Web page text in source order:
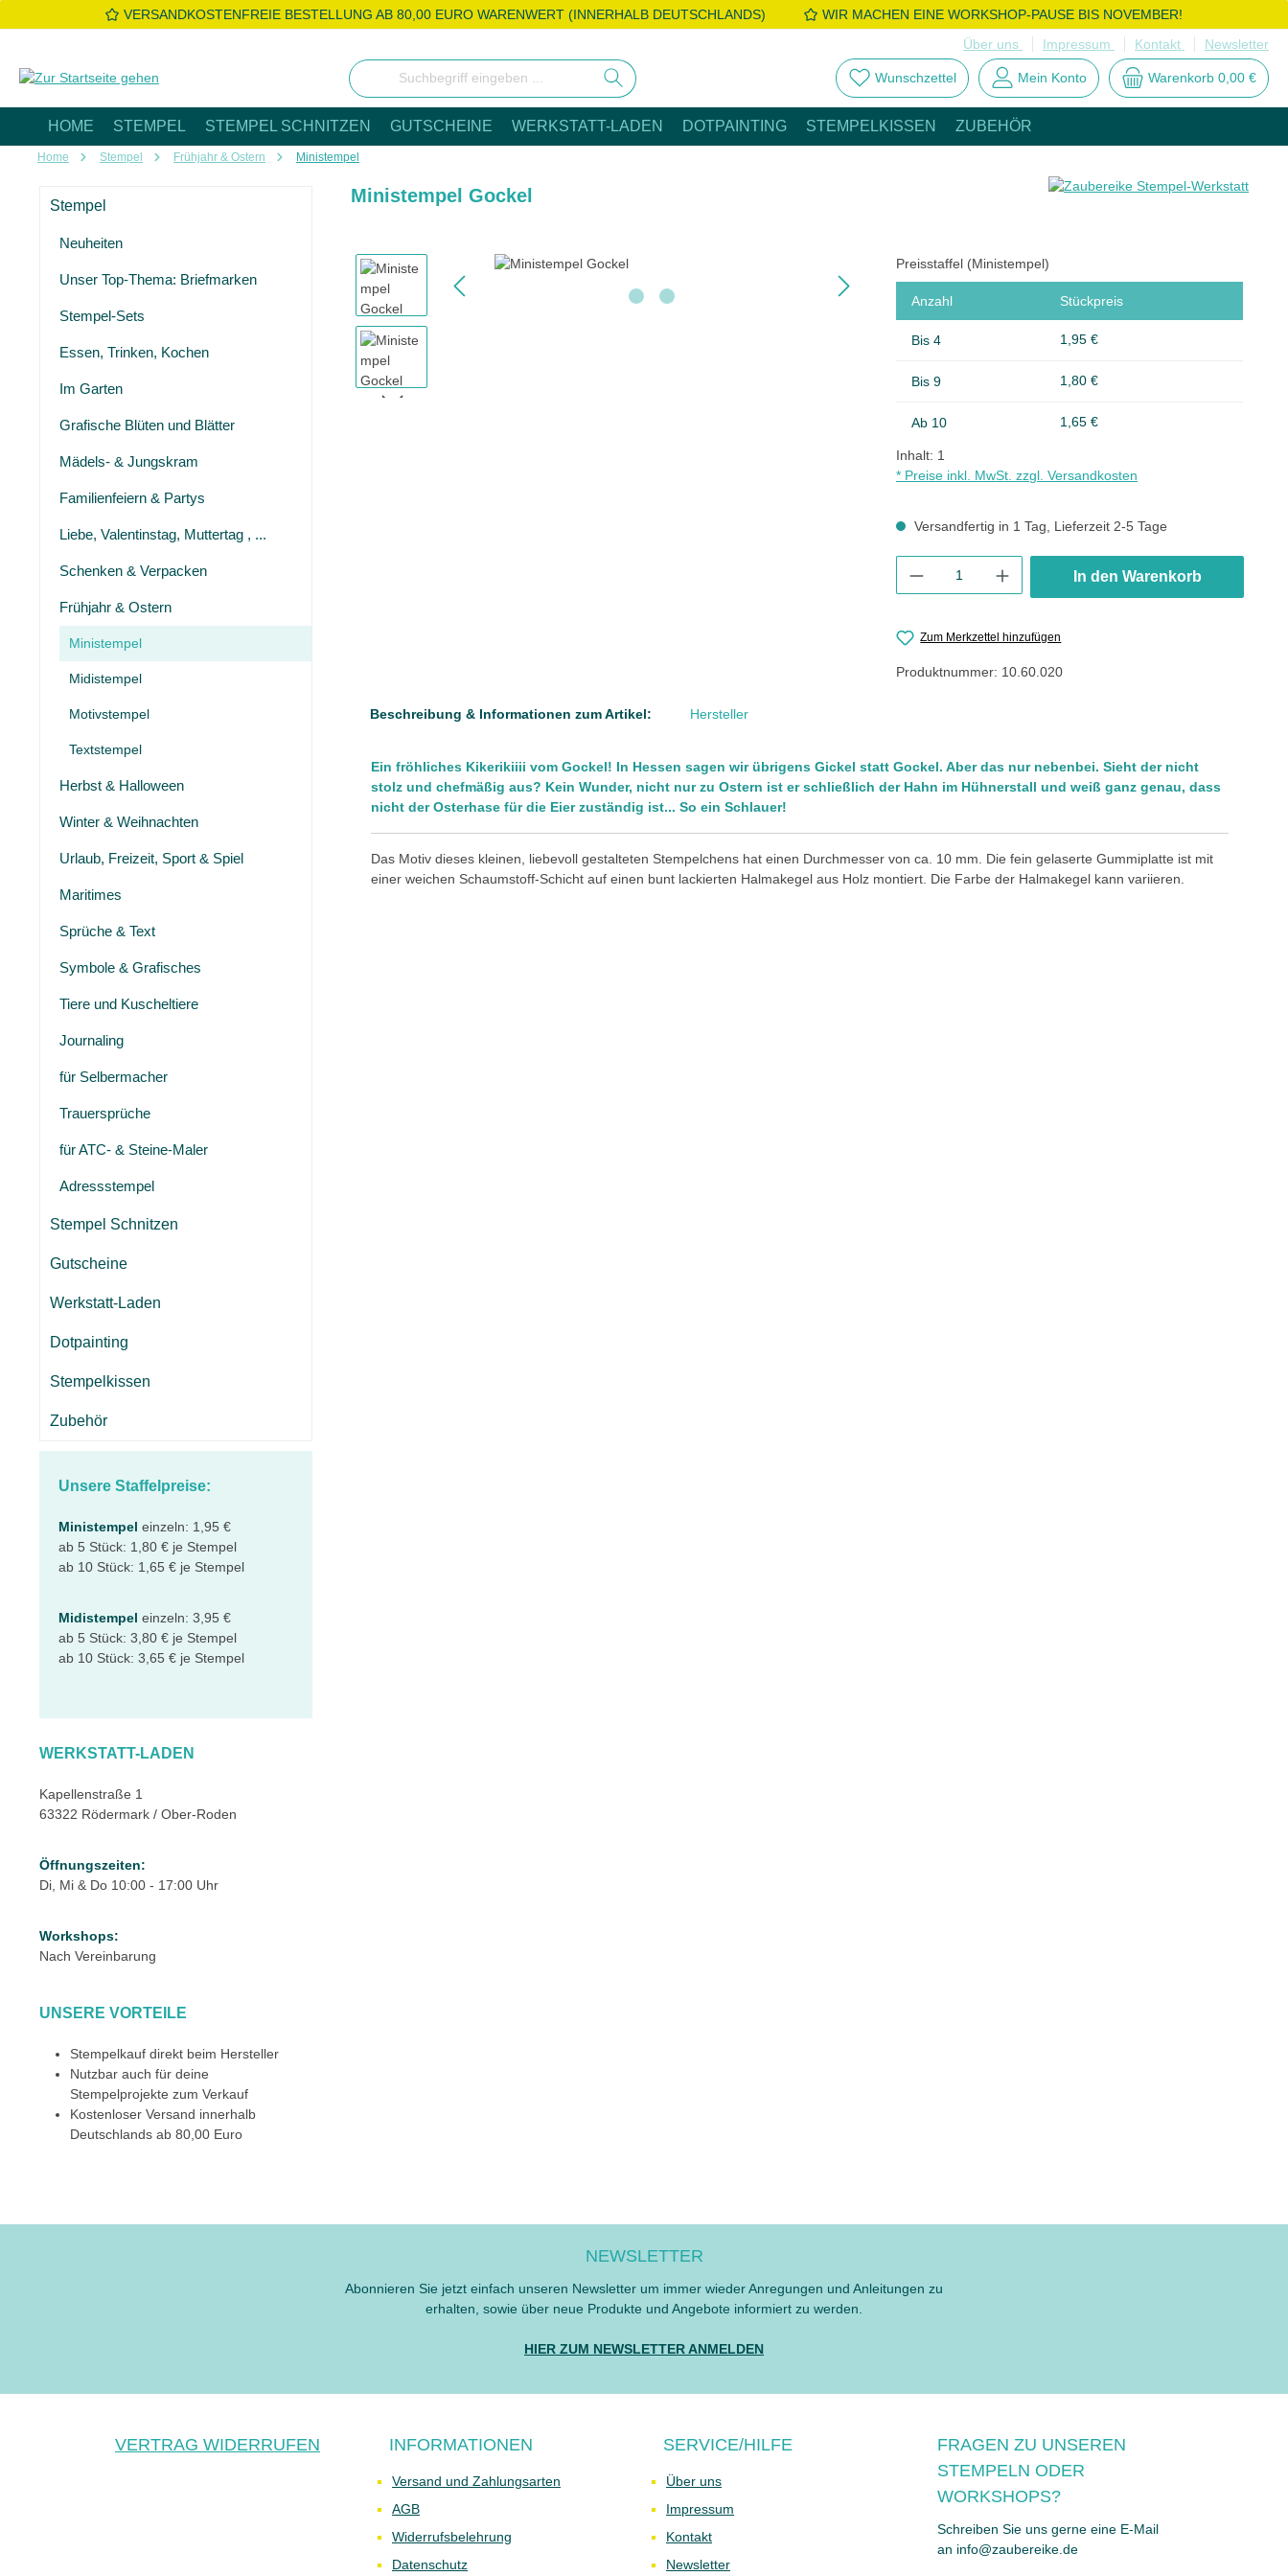
Hauptinhalt springen
Zur Suche springen
Zur Hauptnavigation springenVERSANDKOSTENFREIE BESTELLUNG AB 80,00 EURO WARENWERT (INNERHALB DEUTSCHLANDS)
WIR MACHEN EINE WORKSHOP-PAUSE BIS NOVEMBER!
Über uns
Impressum Kontakt Newsletter
Wunschzettel Mein Konto Warenkorb 0,00 €
HOME STEMPEL STEMPEL SCHNITZEN GUTSCHEINE WERKSTATT-LADEN DOTPAINTING STEMPELKISSEN ZUBEHÖR
Home Stempel Frühjahr & Ostern Ministempel
Stempel
Neuheiten
Unser Top-Thema: Briefmarken
Stempel-Sets
Essen, Trinken, Kochen
Im Garten
Grafische Blüten und Blätter
Mädels- & Jungskram
Familienfeiern & Partys
Liebe, Valentinstag, Muttertag , ...
Schenken & Verpacken
Frühjahr & Ostern
Ministempel
Midistempel
Motivstempel
Textstempel
Herbst & Halloween
Winter & Weihnachten
Urlaub, Freizeit, Sport & Spiel
Maritimes
Sprüche & Text
Symbole & Grafisches
Tiere und Kuscheltiere
Journaling
für Selbermacher
Trauersprüche
für ATC- & Steine-Maler
Adressstempel
Stempel Schnitzen
Gutscheine
Werkstatt-Laden
Dotpainting
Stempelkissen
Zubehör
Unsere Staffelpreise:
Ministempel einzeln: 1,95 €
ab 5 Stück: 1,80 € je Stempel
ab 10 Stück: 1,65 € je Stempel
Midistempel einzeln: 3,95 €
ab 5 Stück: 3,80 € je Stempel
ab 10 Stück: 3,65 € je Stempel
WERKSTATT-LADEN
Kapellenstraße 1
63322 Rödermark / Ober-Roden
Öffnungszeiten:
Di, Mi & Do 10:00 - 17:00 Uhr
Workshops:
Nach Vereinbarung
UNSERE VORTEILE
Stempelkauf direkt beim Hersteller
Nutzbar auch für deine
Stempelprojekte zum Verkauf
Kostenloser Versand innerhalb
Deutschlands ab 80,00 Euro
Ministempel Gockel
Bildergalerie überspringen Preisstaffel (Ministempel)
Anzahl Stückpreis
Bis4 1,95 €
Bis9 1,80 €
Ab 10 1,65 €
Inhalt: 1
* Preise inkl. MwSt. zzgl. Versandkosten
Versandfertig in 1 Tag, Lieferzeit 2-5 Tage
In den Warenkorb
Zum Merkzettel hinzufügen
Produktnummer: 10.60.020
Beschreibung & Informationen zum Artikel: Hersteller
Ein fröhliches Kikerikiiii vom Gockel! In Hessen sagen wir übrigens Gickel statt Gockel. Aber das nur nebenbei. Sieht der nicht
stolz und chefmäßig aus? Kein Wunder, nicht nur zu Ostern ist er schließlich der Hahn im Hühnerstall und weiß ganz genau, dass
nicht der Osterhase für die Eier zuständig ist... So ein Schlauer!
Das Motiv dieses kleinen, liebevoll gestalteten Stempelchens hat einen Durchmesser von ca. 10 mm. Die fein gelaserte Gummiplatte ist mit
einer weichen Schaumstoff-Schicht auf einen bunt lackierten Halmakegel aus Holz montiert. Die Farbe der Halmakegel kann variieren.
NEWSLETTER
Abonnieren Sie jetzt einfach unseren Newsletter um immer wieder Anregungen und Anleitungen zu
erhalten, sowie über neue Produkte und Angebote informiert zu werden.
HIER ZUM NEWSLETTER ANMELDEN
FRAGEN ZU UNSEREN
STEMPELN ODER
WORKSHOPS?
Schreiben Sie uns gerne eine E-Mail
an info@zaubereike.de
VERTRAG WIDERRUFEN INFORMATIONEN
Versand und Zahlungsarten
AGB
Widerrufsbelehrung
Datenschutz
SERVICE/HILFE
Über uns
Impressum
Kontakt
Newsletter